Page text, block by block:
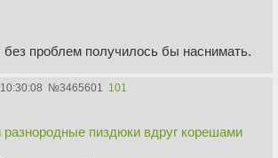
без проблем получилось бы наснимать.
№3465601 101
разнородные пиздюки вдруг корешами